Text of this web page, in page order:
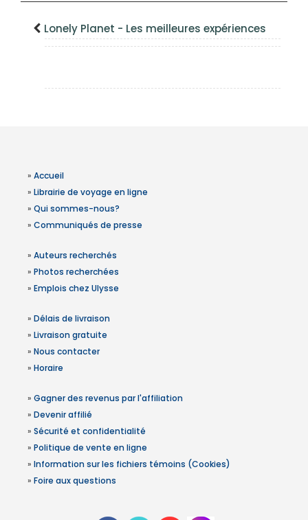
Lonely Planet - Les meilleures expériences
» Accueil
» Librairie de voyage en ligne
» Qui sommes-nous?
» Communiqués de presse
» Auteurs recherchés
» Photos recherchées
» Emplois chez Ulysse
» Délais de livraison
» Livraison gratuite
» Nous contacter
» Horaire
» Gagner des revenus par l'affiliation
» Devenir affilié
» Sécurité et confidentialité
» Politique de vente en ligne
» Information sur les fichiers témoins (Cookies)
» Foire aux questions